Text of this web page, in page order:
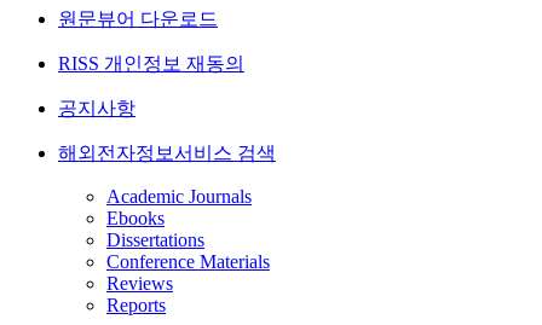
원문뷰어 다운로드
RISS 개인정보 재동의
공지사항
해외전자정보서비스 검색
Academic Journals
Ebooks
Dissertations
Conference Materials
Reviews
Reports